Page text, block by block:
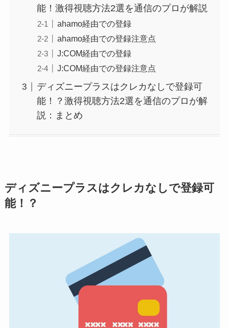
能！激得視聴方法2選を通信のプロが解説
ahamo経由での登録
ahamo経由での登録注意点
J:COM経由での登録
J:COM経由での登録注意点
ディズニープラスはクレカなしで登録可
能！？激得視聴方法2選を通信のプロが解
説：まとめ
ディズニープラスはクレカなしで登録可
能！？